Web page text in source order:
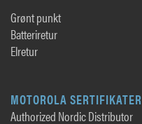
Grønt punkt
Batteriretur
Elretur
MOTOROLA SERTIFIKATER
Authorized Nordic Distributor